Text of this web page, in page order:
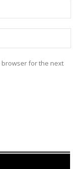
browser for the next